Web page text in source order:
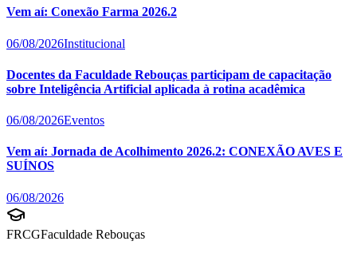
Vem aí: Conexão Farma 2026.2
06/08/2026Institucional
Docentes da Faculdade Rebouças participam de capacitação
sobre Inteligência Artificial aplicada à rotina acadêmica
06/08/2026Eventos
Vem aí: Jornada de Acolhimento 2026.2: CONEXÃO AVES E
SUÍNOS
06/08/2026
FRCGFaculdade Rebouças